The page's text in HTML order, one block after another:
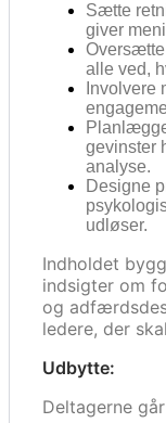
Sætte
giver
alle ved,
Involvere
gevinster
analyse.
Designe
udløser.
Indholdet
indsigter om
og
ledere, der
Udbytte:
Deltagerne